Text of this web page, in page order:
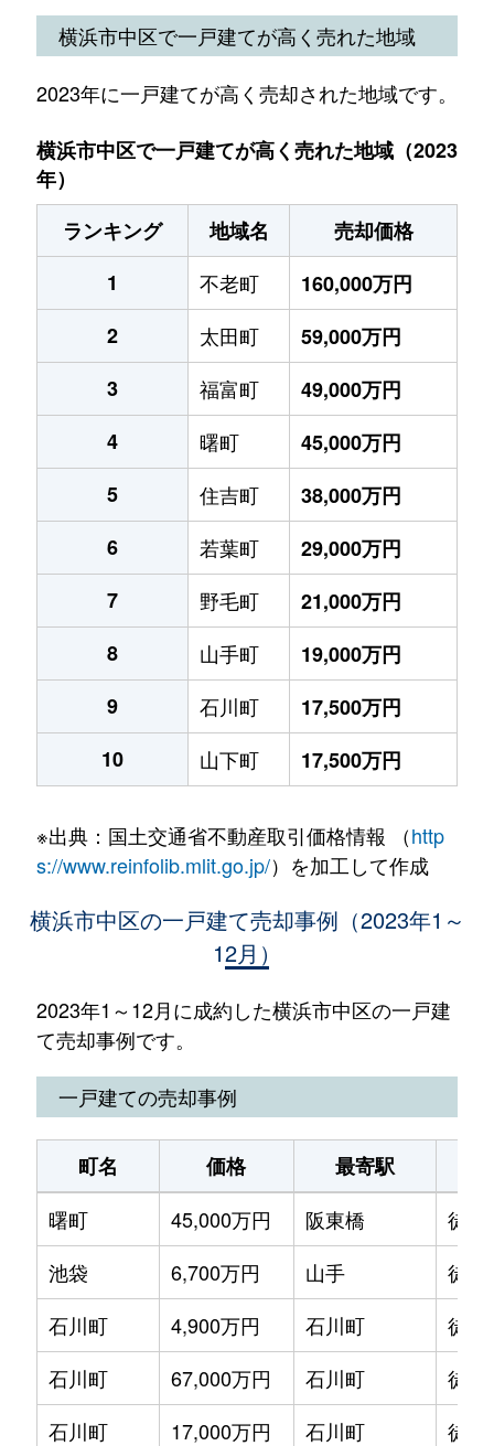
横浜市中区で一戸建てが高く売れた地域
2023年に一戸建てが高く売却された地域です。
横浜市中区で一戸建てが高く売れた地域（2023
年）
ランキング
地域名
売却価格
1
不老町
160,000万円
2
太田町
59,000万円
3
福富町
49,000万円
4
曙町
45,000万円
5
住吉町
38,000万円
6
若葉町
29,000万円
7
野毛町
21,000万円
8
山手町
19,000万円
9
石川町
17,500万円
10
山下町 17,500万円
※出典：国土交通省不動産取引価格情報 （http
s://www.reinfolib.mlit.go.jp/）を加工して作成
横浜市中区の一戸建て売却事例（2023年1～
12月）
2023年1～12月に成約した横浜市中区の一戸建
て売却事例です。
一戸建ての売却事例
町名 価格 最寄駅
曙町
45,000万円 阪東橋
徒歩
池袋
6,700万円 山手
徒歩
石川町
4,900万円 石川町
徒歩
石川町
67,000万円 石川町
徒歩
石川町
17,000万円 石川町
徒歩